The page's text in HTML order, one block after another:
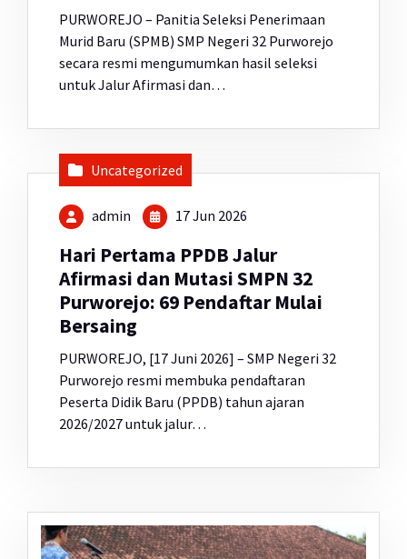
PURWOREJO – Panitia Seleksi Penerimaan
Murid Baru (SPMB) SMP Negeri 32 Purworejo
secara resmi mengumumkan hasil seleksi
untuk Jalur Afirmasi dan…
Uncategorized
admin 17 Jun 2026
Hari Pertama PPDB Jalur
Afirmasi dan Mutasi SMPN 32
Purworejo: 69 Pendaftar Mulai
Bersaing
PURWOREJO, [17 Juni 2026] – SMP Negeri 32
Purworejo resmi membuka pendaftaran
Peserta Didik Baru (PPDB) tahun ajaran
2026/2027 untuk jalur…